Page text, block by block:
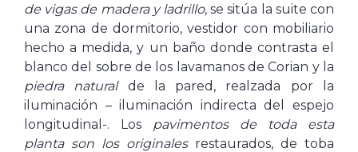
de vigas de madera y ladrillo, se sitúa la suite con
una zona de dormitorio, vestidor con mobiliario
hecho a medida, y un baño donde contrasta el
blanco del sobre de los lavamanos de Corian y la
piedra naturalde la pared, realzada por la
iluminación – iluminación indirecta del espejo
longitudinal-. Los
pavimentos de toda esta
planta son los originalesrestaurados, de toba